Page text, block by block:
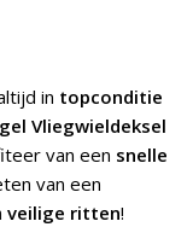
in topconditie
Vliegwieldeksel
van een snelle
van een
veilige ritten!